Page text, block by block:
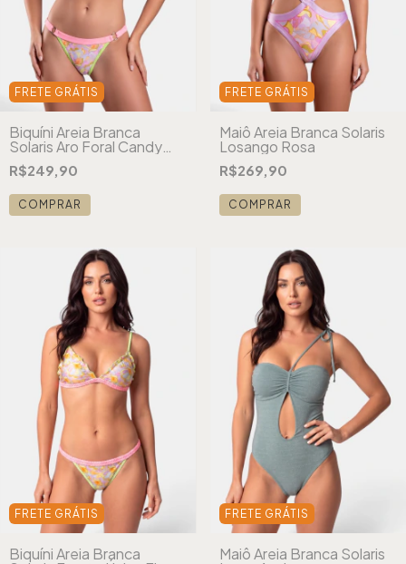
FRETE GRÁTIS
Biquíni Areia Branca
Solaris Aro Foral Candy
Rosa
R$249,90
COMPRAR
FRETE GRÁTIS
Maiô Areia Branca Solaris
Losango Rosa
R$269,90
COMPRAR
FRETE GRÁTIS
Biquíni Areia Branca
FRETE GRÁTIS
Maiô Areia Branca Solaris